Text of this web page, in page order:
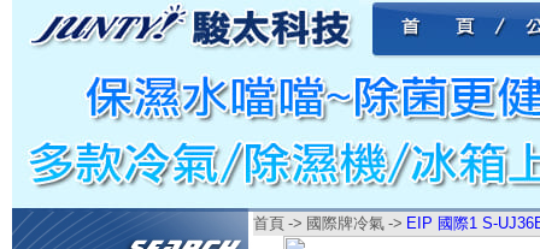
首頁 -> 國際牌冷氣 -> EIP 國際1 S-